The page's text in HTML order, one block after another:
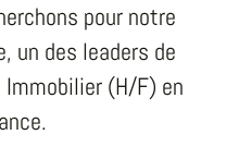
pour notre
un des leaders de
Immobilier (H/F) en